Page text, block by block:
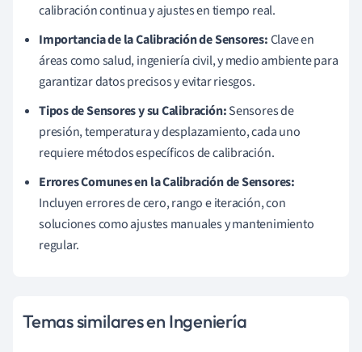
calibración continua y ajustes en tiempo real.
Importancia de la Calibración de Sensores:Clave en
áreas como salud, ingeniería civil, y medio ambiente para
garantizar datos precisos y evitar riesgos.
Tipos de Sensores y su Calibración:Sensores de
presión, temperatura y desplazamiento, cada uno
requiere métodos específicos de calibración.
Errores Comunes en la Calibración de Sensores:
Incluyen errores de cero, rango e iteración, con
soluciones como ajustes manuales y mantenimiento
regular.
Temas similares en Ingeniería